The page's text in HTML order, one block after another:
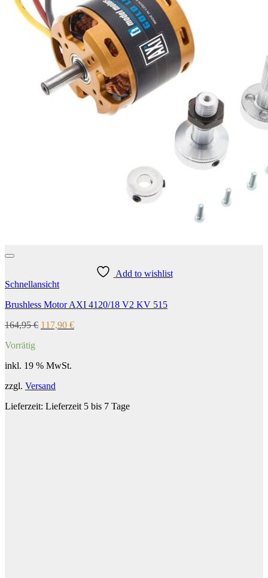
Add to wishlist
Schnellansicht
Brushless Motor AXI 4120/18 V2 KV 515
164,95€ Ursprünglicher
117,90 €Aktueller
Vorrätig
inkl. 19 % MwSt.
zzgl. Versand
Lieferzeit: Lieferzeit 5 bis 7 Tage